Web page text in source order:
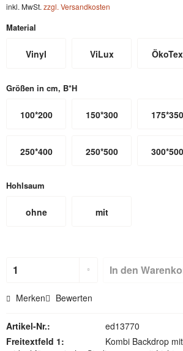
inkl. MwSt. zzgl. Versandkosten
Material
Vinyl ViLux ÖkoTex
Größen in cm, B*H
100*200 150*300 175*350
250*400 250*500 300*500
Hohlsaum
ohne
mit
In den
Merken Bewerten
Artikel-Nr.:
ed13770
Freitextfeld 1:
Kombi Backdrop